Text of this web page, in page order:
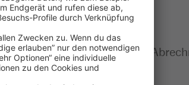
Erfolgskontrollen und